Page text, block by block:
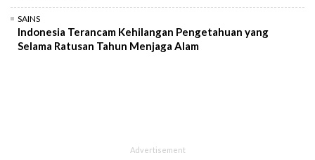
SAINS
Indonesia Terancam Kehilangan Pengetahuan yang
Selama Ratusan Tahun Menjaga Alam